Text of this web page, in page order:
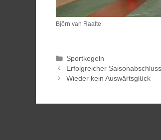
Björn van Raalte
Sportkegeln
Erfolgreicher
Wieder kein Auswärtsglück